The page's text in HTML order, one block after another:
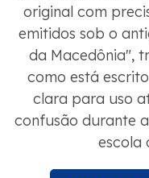
original com
emitidos sob o
da Macedônia",
como está
clara para uso
confusão durante
escola